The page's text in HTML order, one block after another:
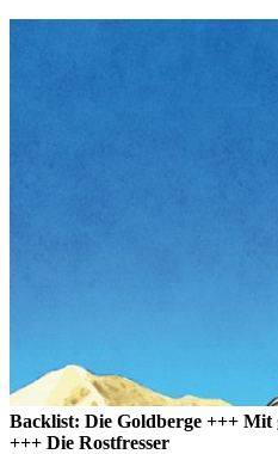
Backlist: Die Goldberge +++ Mit
+++ Die Rostfresser